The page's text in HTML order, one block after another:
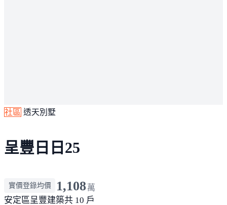
社區 透天別墅
呈豐日日25
實價登錄均價 1,108 萬
安定區呈豐建築共 10 戶